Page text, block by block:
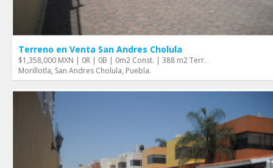
Terreno en Venta San Andres Cholula
$1,358,000 MXN | 0R | 0B | 0m2 Const. | 388 m2 Terr.
Morillotla, San Andres Cholula, Puebla.